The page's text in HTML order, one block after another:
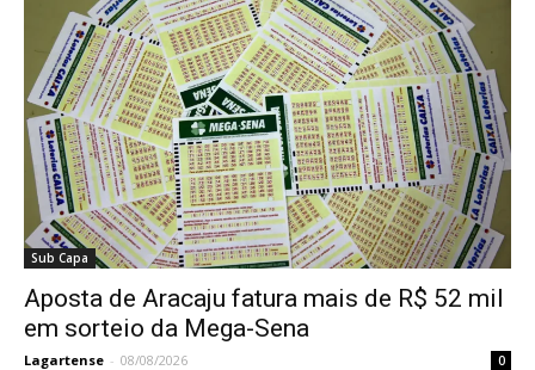
Sub Capa
Aposta de Aracaju fatura mais de R$ 52 mil
em sorteio da Mega-Sena
Lagartense - 08/08/2026 0